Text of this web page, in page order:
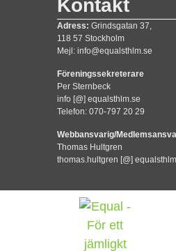
Kontakt
Adress: Grindsgatan 37,
118 57 Stockholm
Mejl: info@equalsthlm.se
Föreningssekreterare
Per Sternbeck
info [@] equalsthlm.se
Telefon: 070-797 20 29
Webbansvarig/
Thomas Hultgren
thomas.hultgren [@]